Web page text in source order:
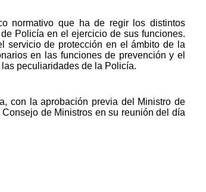
normativo que ha de regir los distintos
Policía en el ejercicio de sus funciones.
servicio de protección en el ámbito de la
en las funciones de prevención y el
peculiaridades de la Policía.
con la aprobación previa del Ministro de
de Ministros en su reunión del día